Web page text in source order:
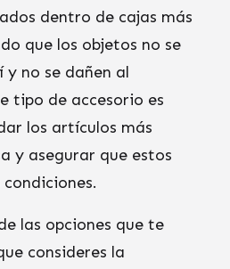
dentro de cajas más
que los objetos no se
y no se dañen al
tipo de accesorio es
los artículos más
y asegurar que estos
las opciones que te
consideres la